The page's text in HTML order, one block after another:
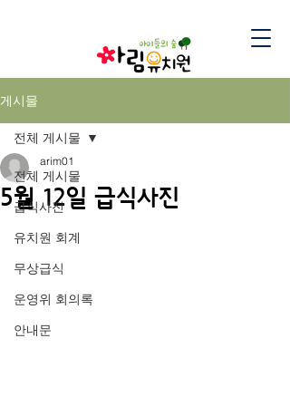
게시물
전체 게시물
급식사진
유치원 회계
무상급식
운영위 회의록
안내문
전체 게시물
5월 12일 급식사진
arim01